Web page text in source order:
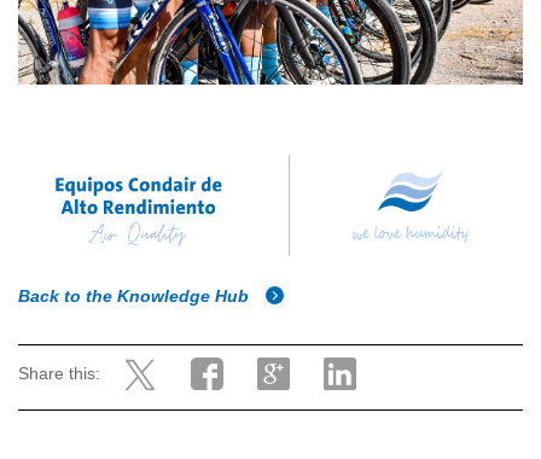
Back to the Knowledge Hub
Share this: